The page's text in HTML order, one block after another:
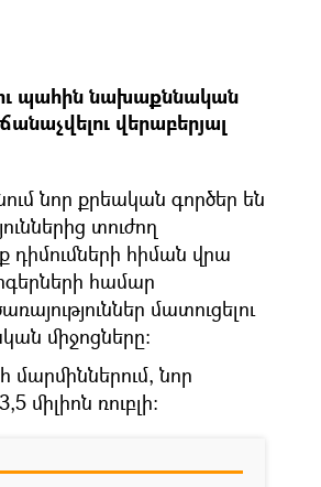
պահին նախաքննական
վերաբերյալ
նոր քրեական գործեր են
տուժող
դիմումների հիման վրա
համար
մատուցելու
միջոցները։
նոր
միլիոն ռուբլի։